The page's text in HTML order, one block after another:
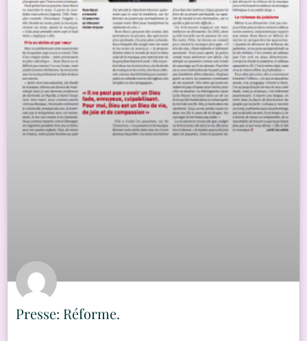
Presse: Réforme.